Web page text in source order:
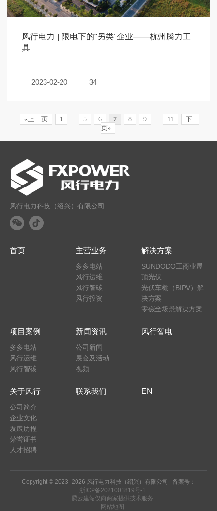
风行电力 | 限电下的“另类”企业——杭州腾力工
具
2023-02-20 34
«上一页 1 5 6 7 8 9 11
下一
页»
风行电力科技（绍兴）有限公司
首页 主营业务
多多电站
风行运维
风行智碳
风行投资
解决方案
SUNDODO工商业屋
顶光伏
光伏车棚（BIPV）解
决方案
零碳全场景解决方案
项目案例
多多电站
风行运维
风行智碳
新闻资讯
公司新闻
展会及活动
视频
风行智电
关于风行
公司简介
企业文化
发展历程
荣誉证书
人才招聘
联系我们 EN
Copyright © 2023 -2026 风行电力科技（绍兴）有限公司 备案号：
浙ICP备2021001819号-1
腾云建站仅向商家提供技术服务
网站地图